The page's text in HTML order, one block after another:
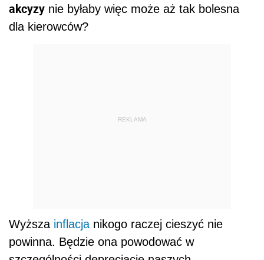
akcyzy nie byłaby więc może aż tak bolesna
dla kierowców?
REKLAMA
Wyższa inflacja nikogo raczej cieszyć nie
powinna. Będzie ona powodować w